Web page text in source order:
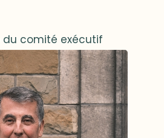
du comité exécutif